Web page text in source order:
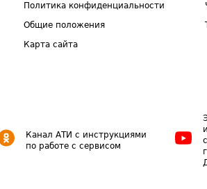
Политика конфиденциальности
Общие положения
Карта сайта
Канал АТИ с инструкциями
по работе с сервисом